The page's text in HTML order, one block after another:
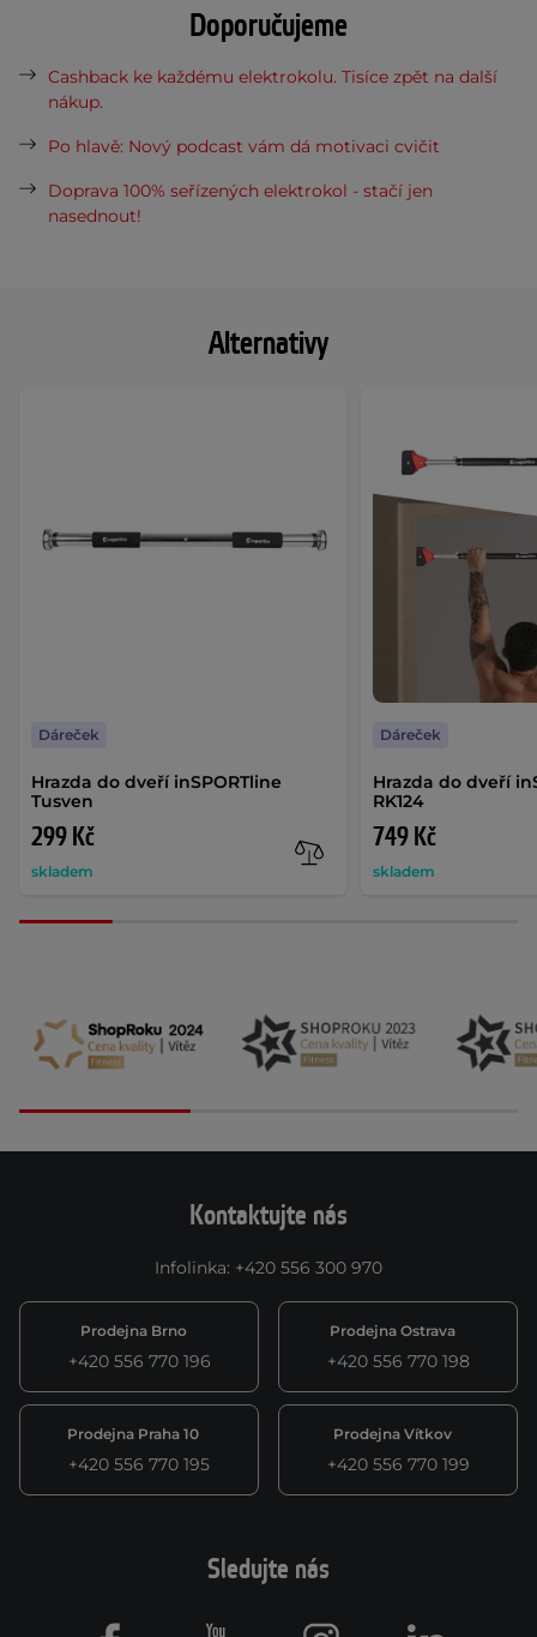
Alternativy
Hrazda do dveří inSPORTline
Tusven
299 Kč
skladem
Dáreček
Hrazda do dveří
RK124
749 Kč
skladem
Dáreček
Doporučujeme
Cashback ke každému elektrokolu. Tisíce zpět na další
nákup.
Po hlavě: Nový podcast vám dá motivaci cvičit
Doprava 100% seřízených elektrokol - stačí jen
nasednout!
Kontaktujte nás
Infolinka: +420 556 300 970
Prodejna Brno
+420 556 770 196
Prodejna Ostrava
+420 556 770 198
Prodejna Praha 10
+420 556 770 195
Prodejna Vítkov
+420 556 770 199
Sledujte nás